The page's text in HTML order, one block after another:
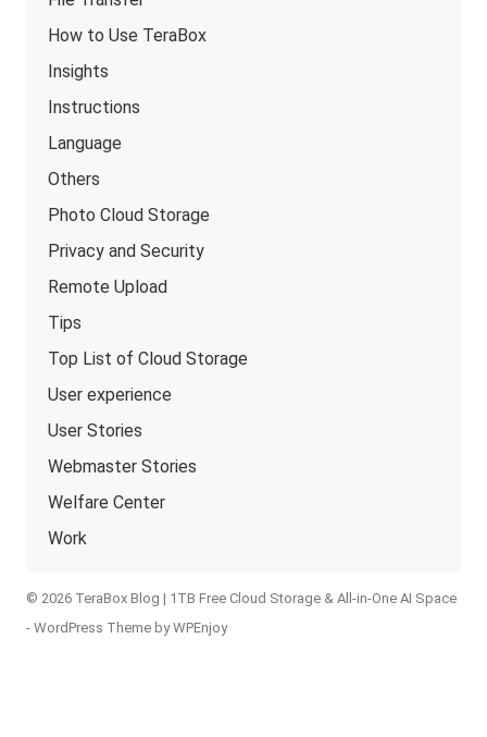
How to Use TeraBox
Insights
Instructions
Language
Others
Photo Cloud Storage
Privacy and Security
Remote Upload
Tips
Top List of Cloud Storage
User experience
User Stories
Webmaster Stories
Welfare Center
Work
© 2026 TeraBox Blog | 1TB Free Cloud Storage & All-in-One AI Space
-WordPress Theme byWPEnjoy